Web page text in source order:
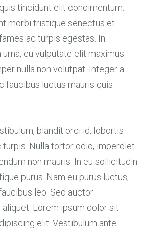
tincidunt elit condimentum.
morbi tristique senectus et
ac turpis egestas. In
eu vulputate elit maximus
nulla non volutpat. Integer a
faucibus luctus mauris quis
blandit orci id, lobortis
turpis. Nulla tortor odio, imperdiet
non mauris. In eu sollicitudin
purus. Nam eu purus luctus,
leo. Sed auctor
Lorem ipsum dolor sit
elit. Vestibulum ante